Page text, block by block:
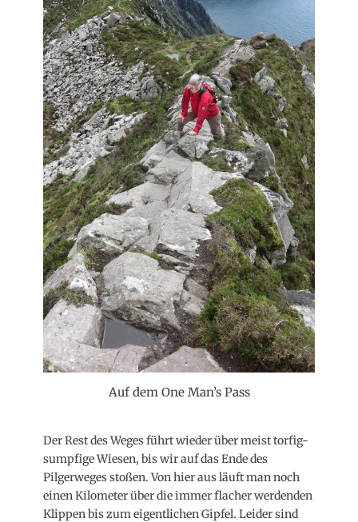
Auf dem One Man’s Pass
Der Rest des Weges führt wieder über meist torfig-
sumpfige Wiesen, bis wir auf das Ende des
Pilgerweges stoßen. Von hier aus läuft man noch
einen Kilometer über die immer flacher werdenden
Klippen bis zum eigentlichen Gipfel. Leider sind